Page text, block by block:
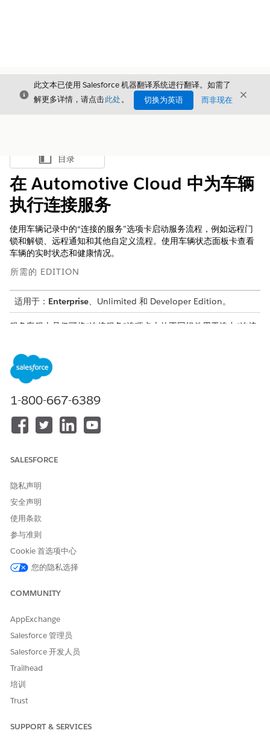
关闭
此文本已使用 Salesforce 机器翻译系统进行翻译。如需了
解更多详情，请点击此处。 切换为英语 而非现在 关闭
显示目录
目录
在 Automotive Cloud 中为车辆
执行连接服务
使用车辆记录中的“连接的服务”选项卡启动服务流程，例如远程门
锁和解锁、远程通知和其他自定义流程。使用车辆状态面板卡查看
车辆的实时状态和健康情况。
所需的 EDITION
适用于： Enterprise、Unlimited 和 Developer Edition。
服务客服人员仅可将“连接服务”选项卡上的不同组件用于选中“连接
以访问这些组件。
示例
题。司机无法解锁车辆的左后门。客服人员打开 Neo Luxe
机。
程。在卡片上，显示车辆所有车门的当前状态。客服人员将左后
门的状态从锁定更改为解锁。系统会自动创建个案，显示远程操
作请求的状态。在个案更新且远程操作成功时，Paul 会感谢客服
人员的及时操作。
呼叫完成后，客服人员会在车辆记录上注意到由可操作事件编排
收的数据触发记录提醒，诊断代码 (DTC) 显示为 P0023。客服
人员希望主动与 Paul 沟通问题。
在“连接的服务”选项卡上，客服人员单击车辆状态面板上的刷
集成进行更新。发动机温度和油压指标显示高于正常值，这与客
服人员有关。
客服人员会立即创建高优先级的个案记录，以跟踪问题。他还创
1-800-667-6389
SALESFORCE
隐私声明
安全声明
使用条款
参与准则
Cookie 首选项中心
您的隐私选择
COMMUNITY
AppExchange
Salesforce 管理员
Salesforce 开发人员
Trailhead
培训
Trust
SUPPORT & SERVICES